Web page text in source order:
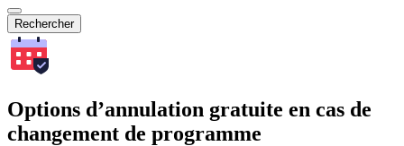
Rechercher
Options d’annulation gratuite en cas de
changement de programme